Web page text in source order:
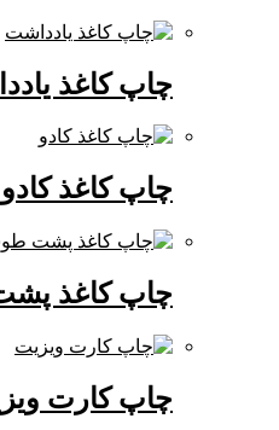
چاپ کاغذ یادداشت
چاپ کاغذ کادو
چاپ کاغذ پشت طوسی
چاپ کارت ویزیت